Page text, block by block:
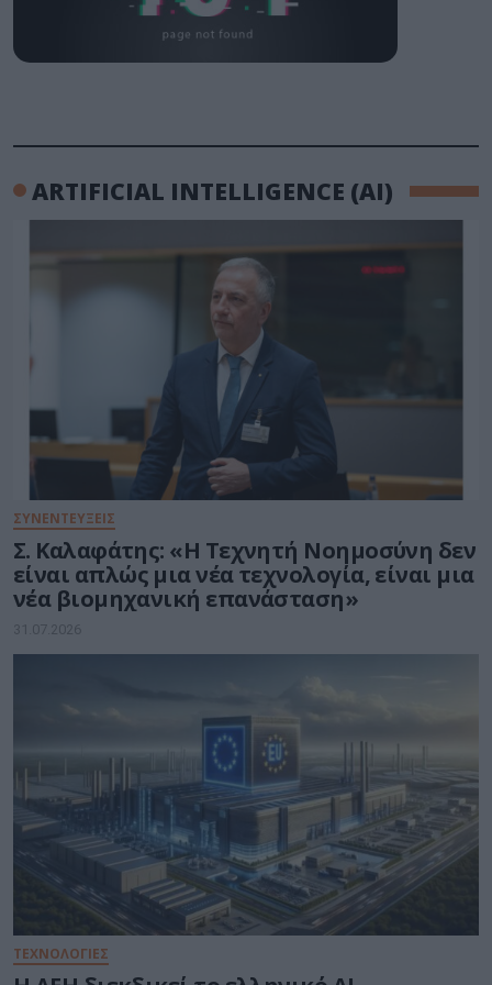
ARTIFICIAL INTELLIGENCE (AI)
ΣΥΝΕΝΤΕΥΞΕΙΣ
Σ. Καλαφάτης: «Η Τεχνητή Νοημοσύνη δεν
είναι απλώς μια νέα τεχνολογία, είναι μια
νέα βιομηχανική επανάσταση»
31.07.2026
ΤΕΧΝΟΛΟΓΙΕΣ